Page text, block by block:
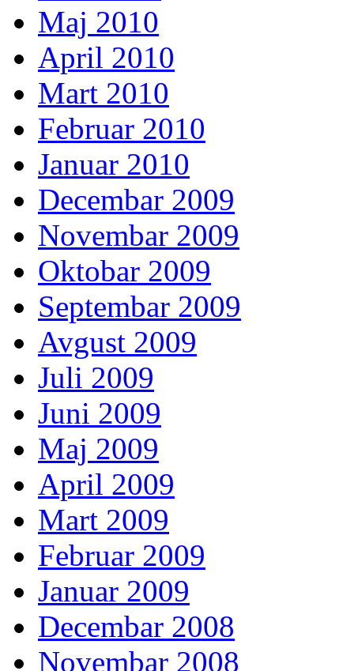
Maj 2010
April 2010
Mart 2010
Februar 2010
Januar 2010
Decembar 2009
Novembar 2009
Oktobar 2009
Septembar 2009
Avgust 2009
Juli 2009
Juni 2009
Maj 2009
April 2009
Mart 2009
Februar 2009
Januar 2009
Decembar 2008
Novembar 2008